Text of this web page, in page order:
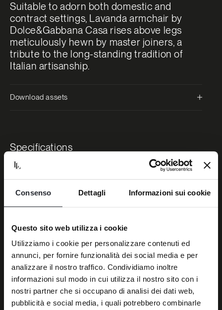
Consenso Dettagli Informazioni sui cookie
Questo sito web utilizza i cookie
Utilizziamo i cookie per personalizzare contenuti ed
annunci, per fornire funzionalità dei social media e per
analizzare il nostro traffico. Condividiamo inoltre
informazioni sul modo in cui utilizza il nostro sito con i
nostri partner che si occupano di analisi dei dati web,
pubblicità e social media, i quali potrebbero combinarle
Suitable to adorn both domestic and
contract settings, Lavanda armchair by
Dolce&Gabbana Casa rises above legs
meticulously hewn by master joiners, a
tribute to the long-standing tradition of
Italian artisanship.
Download assets
Specifications
Material
Steel frame padded with Polyurethane and Fiberfill
Seat cushion in Polyurethane and Fiberfill
Decorative cushion in feather
Mediterraneo motif, with Verde Maiolica motif or
Solid wooden
base with glossy brushed Quercia finishing
Metal caps, finishing coordinated with the cover
Dimensions
77x78x82H cm